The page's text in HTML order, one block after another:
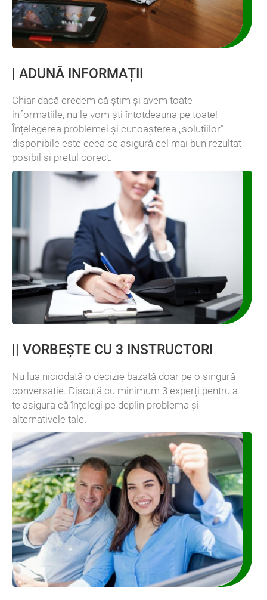
| ADUNĂ INFORMAȚII
Chiar dacă credem că ştim şi avem toate
informațiile, nu le vom şti întotdeauna pe toate!
Înțelegerea problemei și cunoașterea „soluțiilor”
disponibile este ceea ce asigură cel mai bun rezultat
posibil și prețul corect.
VORBEŞTE CU 3 INSTRUCTORI
Nu lua niciodată o decizie bazată doar pe o singură
conversație. Discută cu minimum 3 experți pentru a
te asigura că înțelegi pe deplin problema și
alternativele tale.